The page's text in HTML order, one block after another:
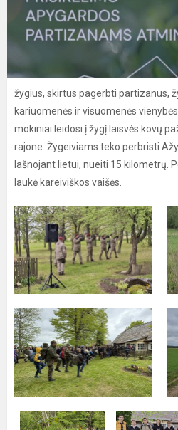
žygius, skirtus pagerbti partizanus,
kariuomenės ir visuomenės
mokiniai leidosi į žygį laisvės kovų
rajone. Žygeiviams teko perbristi
lašnojant lietui, nueiti 15 kilometrų.
laukė kareiviškos vaišės.